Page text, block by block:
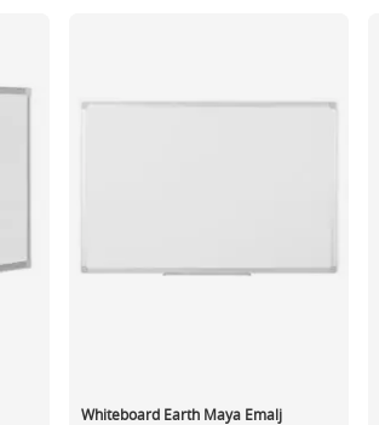
Whiteboard Earth Maya Emalj